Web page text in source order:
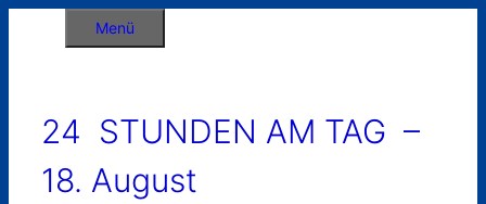
Menü
24 STUNDEN AM TAG –
18. August